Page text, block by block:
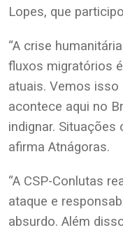
Lopes, que
“A crise
fluxos migratórios
atuais. Vemos isso
acontece aqui no
indignar. Situações
afirma Atnágoras.
“A CSP-Conlutas
ataque e
absurdo. Além